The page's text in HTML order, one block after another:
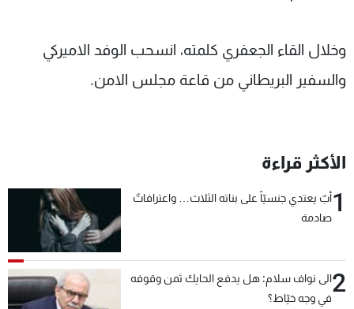
وخلال القاء الجعفري كلمته، انسحب الوفد الاميركي
والسفير البريطاني من قاعة مجلس الامن.
الأكثر قراءة
1أبٌ يعتدي جنسيّاً على بناته الثلاث… واعترافاتٌ
صادمة
2الى نواف سلام: هل يدفع الحايك ثمن وقوفه
في وجه خيّاط؟